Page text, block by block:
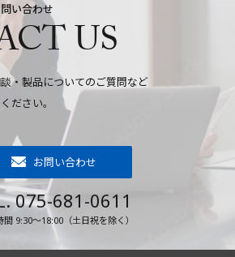
い合わせ
US
・製品についてのご質問など
ださい。
お問い合わせ
075-681-0611
間 9:30～18:00（土日祝を除く）